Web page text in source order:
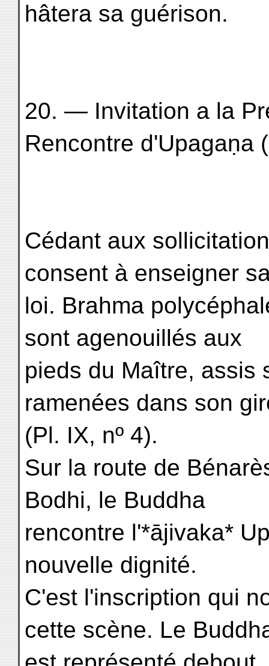
hâtera sa guérison.
20. — Invitation a la
Rencontre d'Upagaṇa
Cédant aux
consent à enseigner
loi. Brahma
sont agenouillés aux
pieds du Maître, assis
ramenées dans son
(Pl. IX, nº 4).
Sur la route de
Bodhi, le Buddha
rencontre l'*ājivaka*
nouvelle dignité.
C'est l'inscription qui
cette scène. Le